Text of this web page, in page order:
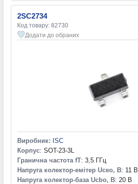
2SC2734
Код товару: 82730
Додати до обраних
Виробник: ISC
Корпус: SOT-23-3L
Гранична частота fT: 3,5 ГГц
Напруга колектор-емітер Uceo, В: 11 В
Напруга колектор-база Ucbo, В: 20 В